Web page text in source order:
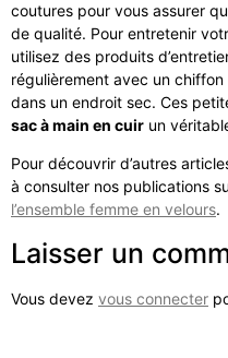
coutures pour vous assurer
de qualité. Pour entretenir
utilisez des produits
régulièrement avec un
dans un endroit sec. Ces
sac à main en cuir un
Pour découvrir d’autres
à consulter nos publications
l’ensemble femme en velours.
Laisser un
Vous devez vous connecter